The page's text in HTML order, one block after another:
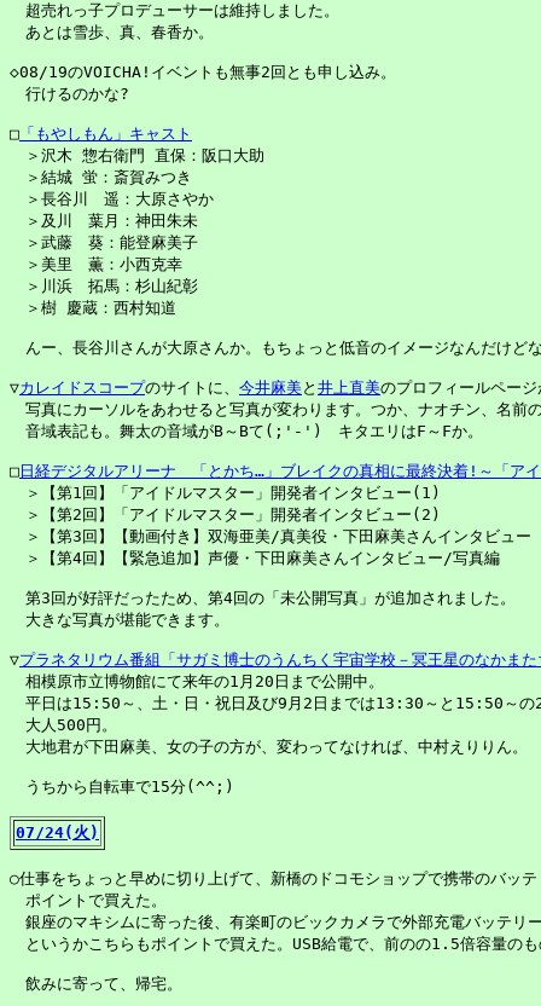
超売れっ子プロデューサーは維持しました。
あとは雪歩、真、春香か。
◇08/19のVOICHA!イベントも無事2回とも申し込み。
行けるのかな?
□ 「もやしもん」キャスト
＞沢木 惣右衛門 直保：阪口大助
＞結城 蛍：斎賀みつき
＞長谷川　遥：大原さやか
＞及川　葉月：神田朱未
＞武藤　葵：能登麻美子
＞美里　薫：小西克幸
＞川浜　拓馬：杉山紀彰
＞樹 慶蔵：西村知道
んー、長谷川さんが大原さんか。もちょっと低音のイメージなんだけど
▽カレイドスコープのサイトに、 今井麻美と 井上直美のプロフィールページ
写真にカーソルをあわせると写真が変わります。つか、ナオチン、名前
音域表記も。舞太の音域がB～Bて(;'-')　キタエリはF～Fか。
□ 日経デジタルアリーナ　「とかち…」ブレイクの真相に最終決着!～「ア
＞【第1回】「アイドルマスター」開発者インタビュー(1)
＞【第2回】「アイドルマスター」開発者インタビュー(2)
＞【第3回】【動画付き】双海亜美/真美役・下田麻美さんインタビュー
＞【第4回】【緊急追加】声優・下田麻美さんインタビュー/写真編
第3回が好評だったため、第4回の「未公開写真」が追加されました。
大きな写真が堪能できます。
▽プラネタリウム番組「サガミ博士のうんちく宇宙学校－冥王星のなかま
相模原市立博物館にて来年の1月20日まで公開中。
平日は15:50～、土・日・祝日及び9月2日までは13:30～と15:50～の
大人500円。
大地君が下田麻美、女の子の方が、変わってなければ、中村えりりん。
うちから自転車で15分(^^;)
07/24(火)
○仕事をちょっと早めに切り上げて、新橋のドコモショップで携帯のバッ
ポイントで買えた。
銀座のマキシムに寄った後、有楽町のビックカメラで外部充電バッテリ
というかこちらもポイントで買えた。USB給電で、前のの1.5倍容量の
飲みに寄って、帰宅。